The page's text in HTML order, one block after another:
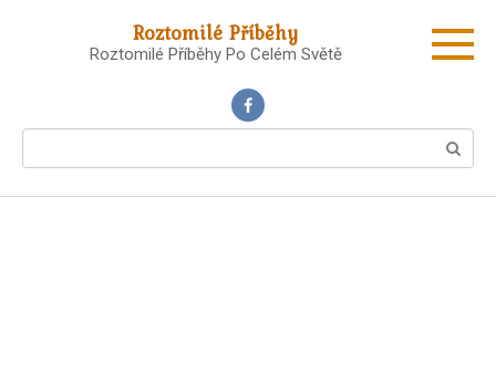
Roztomilé Příběhy
Roztomilé Příběhy Po Celém Světě